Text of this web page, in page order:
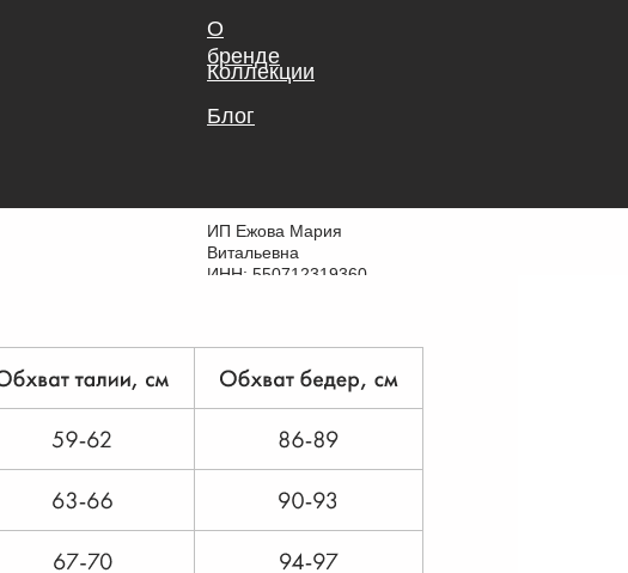
О
бренде
Коллекции
Блог
ИП Ежова Мария
Витальевна
ИНН: 550712319360